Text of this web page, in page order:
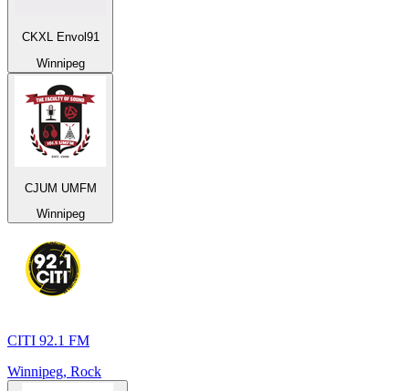
CKXL Envol91
Winnipeg
CJUM UMFM
Winnipeg
CITI 92.1 FM
Winnipeg, Rock